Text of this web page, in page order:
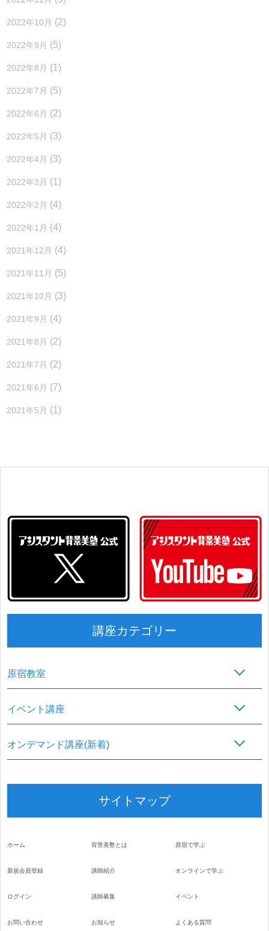
2022年10月 (2)
2022年9月 (5)
2022年8月 (1)
2022年7月 (5)
2022年6月 (2)
2022年5月 (3)
2022年4月 (3)
2022年3月 (1)
2022年2月 (4)
2022年1月 (4)
2021年12月 (4)
2021年11月 (5)
2021年10月 (3)
2021年9月 (4)
2021年8月 (2)
2021年7月 (2)
2021年6月 (7)
2021年5月 (1)
講座カテゴリー
原宿教室
イベント講座
オンデマンド講座(新着)
サイトマップ
ホーム
新規会員登録
ログイン
お問い合わせ
背景美塾とは
講師紹介
講師募集
お知らせ
原宿で学ぶ
オンラインで学ぶ
イベント
よくある質問